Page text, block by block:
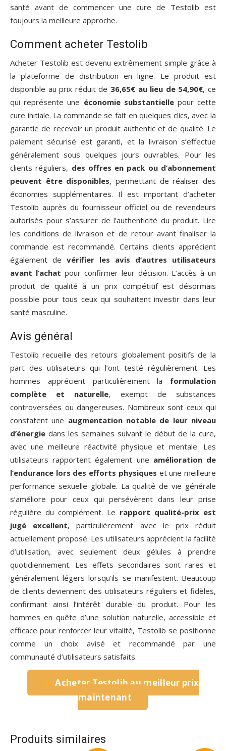
santé avant de commencer une cure de Testolib est
toujours la meilleure approche.
Comment acheter Testolib
Acheter Testolib est devenu extrêmement simple grâce à
la plateforme de distribution en ligne. Le produit est
disponible au prix réduit de 36,65€ au lieu de 54,90€, ce
qui représente une économie substantiellepour cette
cure initiale. La commande se fait en quelques clics, avec la
garantie de recevoir un produit authentic et de qualité. Le
paiement sécurisé est garanti, et la livraison s’effectue
généralement sous quelques jours ouvrables. Pour les
clients réguliers, des offres en pack ou d’abonnement
peuvent être disponibles, permettant de réaliser des
économies supplémentaires. Il est important d’acheter
Testolib auprès du fournisseur officiel ou de revendeurs
autorisés pour s’assurer de l’authenticité du produit. Lire
les conditions de livraison et de retour avant finaliser la
commande est recommandé. Certains clients apprécient
également de vérifier les avis d’autres utilisateurs
avant l’achat pour confirmer leur décision. L’accès à un
produit de qualité à un prix compétitif est désormais
possible pour tous ceux qui souhaitent investir dans leur
santé masculine.
Avis général
Testolib recueille des retours globalement positifs de la
part des utilisateurs qui l’ont testé régulièrement. Les
hommes apprécient particulièrement la formulation
complète et naturelle, exempt de substances
controversées ou dangereuses. Nombreux sont ceux qui
constatent une augmentation notable de leur niveau
d’énergie dans les semaines suivant le début de la cure,
avec une meilleure réactivité physique et mentale. Les
utilisateurs rapportent également une amélioration de
l’endurance lors des efforts physiques et une meilleure
performance sexuelle globale. La qualité de vie générale
s’améliore pour ceux qui persévèrent dans leur prise
régulière du complément. Le rapport qualité-prix est
jugé excellent, particulièrement avec le prix réduit
actuellement proposé. Les utilisateurs apprécient la facilité
d’utilisation, avec seulement deux gélules à prendre
quotidiennement. Les effets secondaires sont rares et
généralement légers lorsqu’ils se manifestent. Beaucoup
de clients deviennent des utilisateurs réguliers et fidèles,
confirmant ainsi l’intérêt durable du produit. Pour les
hommes en quête d’une solution naturelle, accessible et
efficace pour renforcer leur vitalité, Testolib se positionne
comme un choix avisé et recommandé par une
communauté d’utilisateurs satisfaits.
Acheter Testolib au meilleur prix
maintenant
Produits similaires